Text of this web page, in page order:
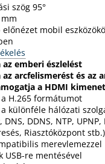
szög 95°
mobil
az emberi észlelést
az arcfelismerést és az
a HDMI
H.265 formátumot
különféle hálózati
DNS, DDNS, NTP, UPNP,
Riasztóközpont
merevlemezzel
USB-re mentésével